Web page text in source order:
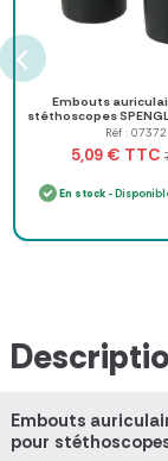
Embouts
stéthoscopes
à vis noir
Réf : 07372
5,09 € TTC
En stock-
Embouts
pour